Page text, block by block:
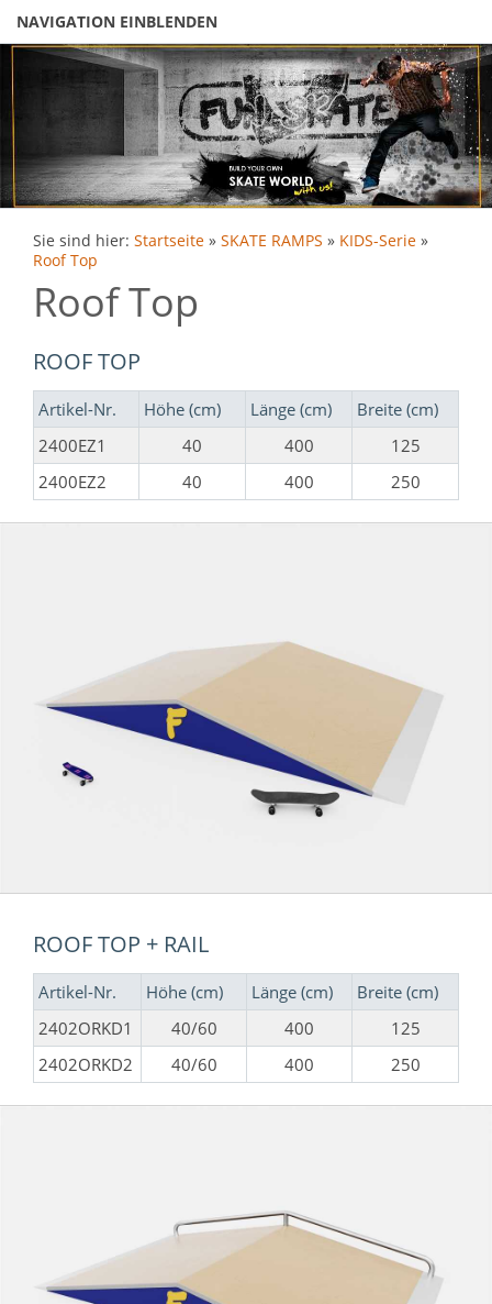
NAVIGATION EINBLENDEN
Sie sind hier: Startseite » SKATE RAMPS » KIDS-Serie »
Roof Top
Roof Top
ROOF TOP
Artikel-Nr. Höhe (cm) Länge (cm)
Breite (cm)
2400EZ1
40 400
125
2400EZ2
40 400 250
ROOF TOP + RAIL
Artikel-Nr. Höhe (cm) Länge (cm)
Breite (cm)
2402ORKD1
40/60 400
125
2402ORKD2
40/60 400 250